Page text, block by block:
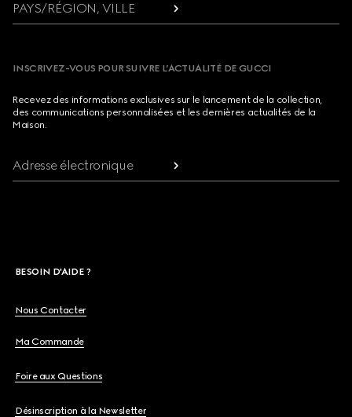
PAYS/RÉGION, VILLE
INSCRIVEZ-VOUS POUR SUIVRE L’ACTUALITÉ DE GUCCI
Recevez des informations exclusives sur le lancement de la collection,
des communications personnalisées et les dernières actualités de la
Maison.
Adresse électronique
BESOIN D'AIDE ?
Nous Contacter
Ma Commande
Foire aux Questions
Désinscription à la Newsletter